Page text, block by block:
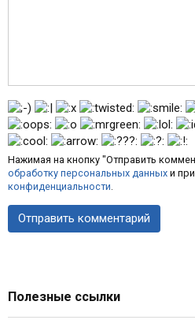
Нажимая на кнопку "Отправить
обработку персональных данных и
конфиденциальности
Полезные ссылки